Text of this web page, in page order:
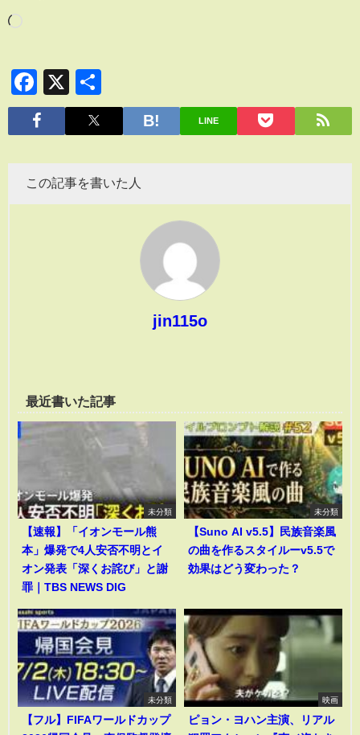
Facebook
X
有
LINE
この記事を書いた人
jin115o
最近書いた記事
未分類
【速報】「イオンモール熊
本」爆発で4人安否不明とイ
オン発表「深くお詫び」と謝
罪｜TBS NEWS DIG
未分類
【Suno AI v5.5】民族音楽風
の曲を作るスタイルーv5.5で
効果はどう変わった？
未分類
【フル】FIFAワールドカップ
映画
ピョン・ヨハン主演、リアル